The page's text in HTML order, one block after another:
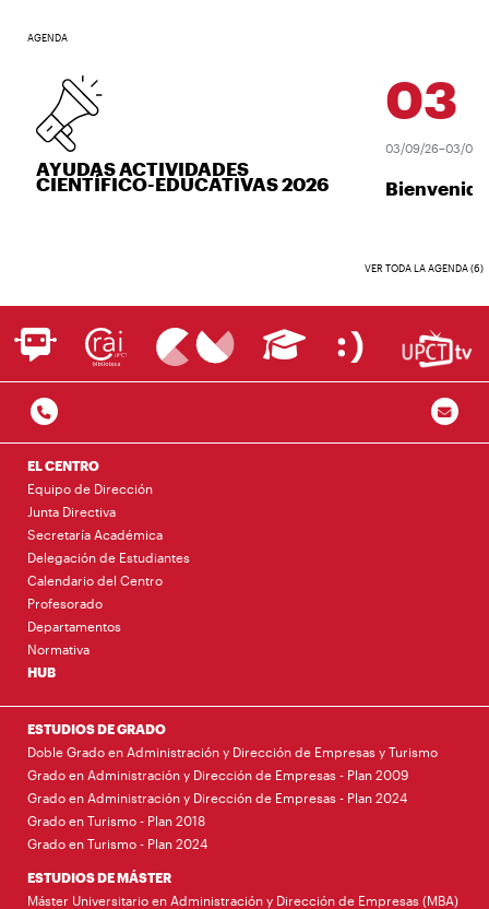
AGENDA
AYUDAS ACTIVIDADES
CIENTÍFICO-EDUCATIVAS 2026
03
03/09/26–03/09/26
Bienvenida
VER TODA LA AGENDA (6)
EL CENTRO
Equipo de Dirección
Junta Directiva
Secretaría Académica
Delegación de Estudiantes
Calendario del Centro
Profesorado
Departamentos
Normativa
HUB
ESTUDIOS DE GRADO
Doble Grado en Administración y Dirección de Empresas y Turismo
Grado en Administración y Dirección de Empresas - Plan 2009
Grado en Administración y Dirección de Empresas - Plan 2024
Grado en Turismo - Plan 2018
Grado en Turismo - Plan 2024
ESTUDIOS DE MÁSTER
Máster Universitario en Administración y Dirección de Empresas (MBA)